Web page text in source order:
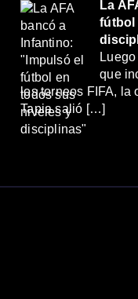
La
fútbol
que
los torneos FIFA, la
Tapia salió […]